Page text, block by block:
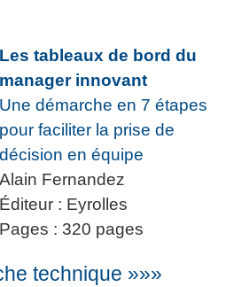
Les tableaux de bord du
manager innovant
Une démarche en 7 étapes
pour faciliter la prise de
décision en équipe
Alain Fernandez
Éditeur : Eyrolles
Pages : 320 pages
technique »»»